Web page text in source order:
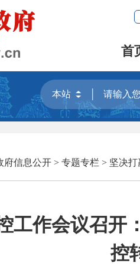
首
府信息公开 > 专题专栏 > 坚决
工作会议召开
控